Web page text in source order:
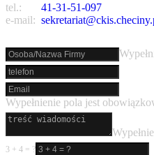
tel.: 41-31-51-097
e-mail:
Wypełnienie pola jest
3 + 4 = ?